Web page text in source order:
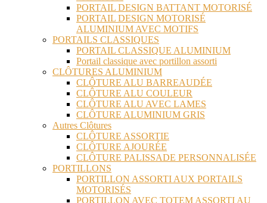
PORTAIL DESIGN BATTANT MOTORISÉ
PORTAIL DESIGN MOTORISÉ
ALUMINIUM AVEC MOTIFS
PORTAILS CLASSIQUES
PORTAIL CLASSIQUE ALUMINIUM
Portail classique avec portillon assorti
CLÔTURES ALUMINIUM
CLÔTURE ALU BARREAUDÉE
CLÔTURE ALU COULEUR
CLÔTURE ALU AVEC LAMES
CLÔTURE ALUMINIUM GRIS
Autres Clôtures
CLÔTURE ASSORTIE
CLÔTURE AJOURÉE
CLÔTURE PALISSADE PERSONNALISÉE
PORTILLONS
PORTILLON ASSORTI AUX PORTAILS
MOTORISÉS
PORTILLON AVEC TOTEM ASSORTI AU